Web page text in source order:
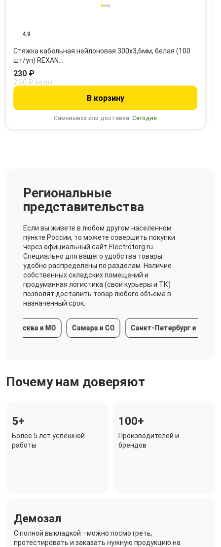
4.9
Стяжка кабельная нейлоновая 300x3,6мм, белая (100
шт/уп) REXAN…
Самовывоз или доставка:Сегодня
230 ₽
2.30 ₽ за шт
В корзину
Региональные
представительства
Если вы живете в любом другом населенном
пункте России, то можете совершить покупки
через официальный сайт Electrotorg.ru.
Специально для вашего удобства товары
удобно распределены по разделам. Наличие
собственных складских помещений и
продуманная логистика (свои курьеры и ТК)
позволят доставить товар любого объема в
назначенный срок.
Москва и МО Самара и СО Санкт-Петербург и ЛО
Почему нам доверяют
5+
Более 5 лет успешной
работы
100+
Производителей и
брендов
Демозал
C полной выкладкой –можно посмотреть,
протестировать и заказать нужную продукцию на